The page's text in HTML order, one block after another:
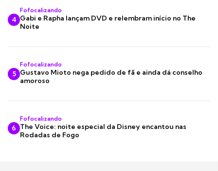
4
Fofocalizando
Gabi e Rapha lançam DVD e relembram início no The
Noite
5
Fofocalizando
Gustavo Mioto nega pedido de fã e ainda dá conselho
amoroso
6
Fofocalizando
The Voice: noite especial da Disney encantou nas
Rodadas de Fogo